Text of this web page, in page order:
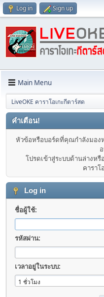
Log in Sign up
Main Menu
LiveOKE คาราโอเกะกีตาร์สด
คำเตือน!
หัวข้อหรือบอร์ดที่คุณกำลังมอง
โปรดเข้าสู่ระบบด้านล่างหรือ
คาราโ
Log in
ชื่อผู้ใช้:
รหัสผ่าน:
เวลาอยู่ในระบบ: